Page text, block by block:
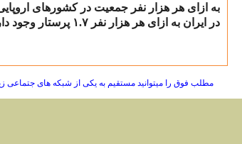
به ازای هر هزار نفر جمعیت در کشورهای
در ایران به ازای هر هزار نفر ۱.۷ پرستار وجود
مطلب فوق را میتوانید مستقیم به یکی از شبکه های جتماعی